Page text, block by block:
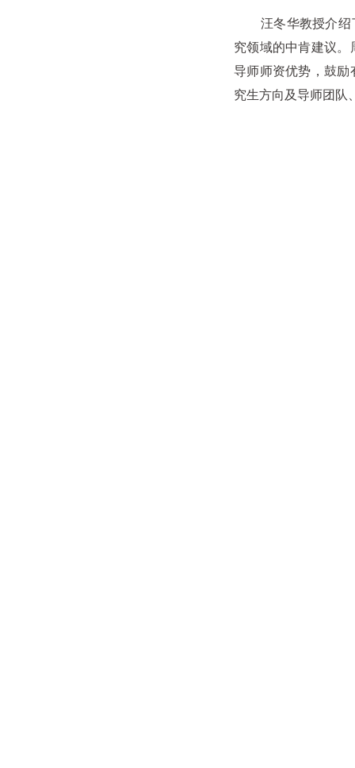
汪冬华教授介绍了
究领域的中肯建议
导师师资优势，鼓励
究生方向及导师团队